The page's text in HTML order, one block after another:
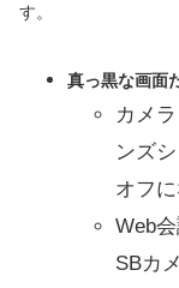
す。
真っ黒な画面
カメ
ンズ
オフ
Web
SBカ